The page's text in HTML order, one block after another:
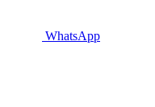
WhatsApp